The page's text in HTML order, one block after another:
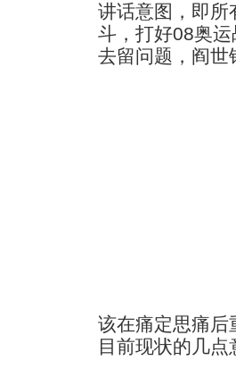
讲话意图，即所
斗，打好08奥
去留问题，阎世
该在痛定思痛后
目前现状的几点